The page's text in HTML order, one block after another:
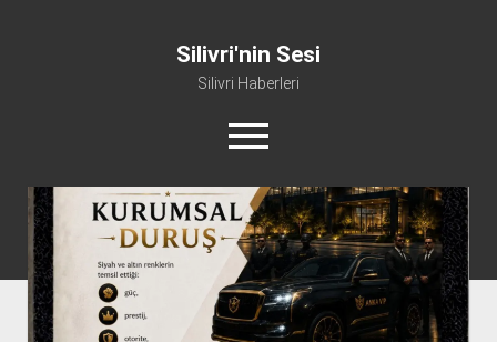
Silivri'nin Sesi
Silivri Haberleri
m
e
ü
a
facebook youtube silivri@silivrininsesi1.com whatsapp
Manifesto
Gündem
Haber